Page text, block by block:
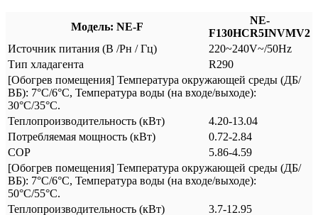
Модель: NE-F
NE-
F130HCR5INVMV2
Источник питания (В /Рн / Гц)
220~240V~/50Hz
Тип хладагента
R290
[Обогрев помещения] Температура окружающей среды (ДБ/
ВБ): 7°C/6°C, Температура воды (на входе/выходе):
30°C/35°C.
Теплопроизводительность (кВт)
4.20-13.04
Потребляемая мощность (кВт)
0.72-2.84
COP
5.86-4.59
[Обогрев помещения] Температура окружающей среды (ДБ/
ВБ): 7°C/6°C, Температура воды (на входе/выходе):
50°C/55°C.
Теплопроизводительность (кВт)
3.7-12.95